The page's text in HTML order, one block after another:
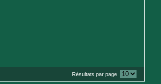
Résultats par page